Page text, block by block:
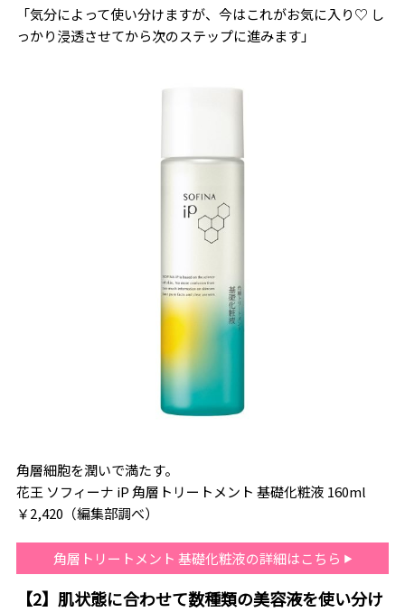
「気分によって使い分けますが、今はこれがお気に入り♡ し
っかり浸透させてから次のステップに進みます」
角層細胞を潤いで満たす。
花王 ソフィーナ iP 角層トリートメント 基礎化粧液 160ml
￥2,420（編集部調べ）
角層トリートメント 基礎化粧液の詳細はこちら
【2】肌状態に合わせて数種類の美容液を使い分け